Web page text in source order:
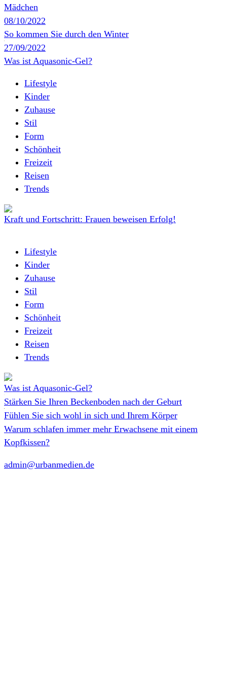
Mädchen
08/10/2022
So kommen Sie durch den Winter
27/09/2022
Was ist Aquasonic-Gel?
Lifestyle
Kinder
Zuhause
Stil
Form
Schönheit
Freizeit
Reisen
Trends
Kraft und Fortschritt: Frauen beweisen Erfolg!
Lifestyle
Kinder
Zuhause
Stil
Form
Schönheit
Freizeit
Reisen
Trends
Was ist Aquasonic-Gel?
Stärken Sie Ihren Beckenboden nach der Geburt
Fühlen Sie sich wohl in sich und Ihrem Körper
Warum schlafen immer mehr Erwachsene mit einem
Kopfkissen?
admin@urbanmedien.de